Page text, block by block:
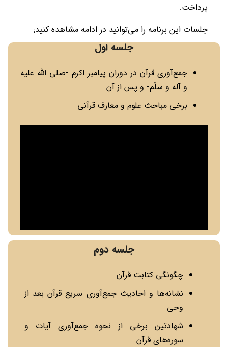
پرداخت.
جلسات این برنامه را می‌توانید در ادامه مشاهده کنید:
جلسه اول
جمع‌آوری قرآن در دوران پیامبر اکرم -صلی الله علیه
و آله و سلّم- و پس از آن
برخی مباحث علوم و معارف قرآنی
جلسه دوم
چگونگی کتابت قرآن
نشانه‌ها و احادیث جمع‌آوری سریع قرآن بعد از
وحی
شهادتین برخی از نحوه جمع‌آوری آیات و
سوره‌های قرآن